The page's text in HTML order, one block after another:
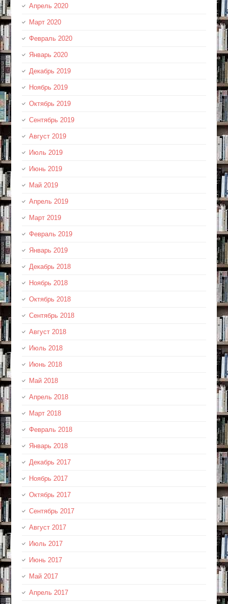
Апрель 2020
Март 2020
Февраль 2020
Январь 2020
Декабрь 2019
Ноябрь 2019
Октябрь 2019
Сентябрь 2019
Август 2019
Июль 2019
Июнь 2019
Май 2019
Апрель 2019
Март 2019
Февраль 2019
Январь 2019
Декабрь 2018
Ноябрь 2018
Октябрь 2018
Сентябрь 2018
Август 2018
Июль 2018
Июнь 2018
Май 2018
Апрель 2018
Март 2018
Февраль 2018
Январь 2018
Декабрь 2017
Ноябрь 2017
Октябрь 2017
Сентябрь 2017
Август 2017
Июль 2017
Июнь 2017
Май 2017
Апрель 2017